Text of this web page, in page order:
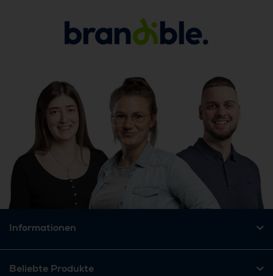
Informationen
Beliebte Produkte